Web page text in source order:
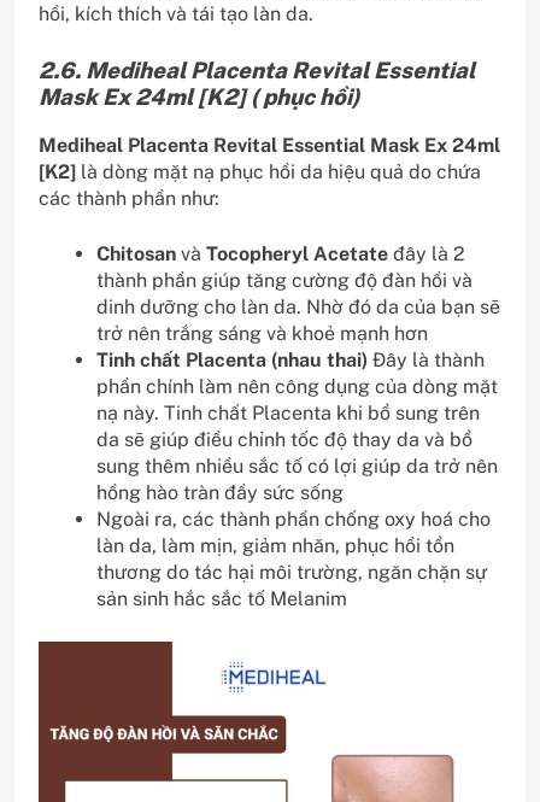
hồi, kích thích và tái tạo làn da.
2.6. Mediheal Placenta Revital Essential
Mask Ex 24ml [K2] ( phục hồi)
Mediheal Placenta Revital Essential Mask Ex 24ml
[K2] là dòng mặt nạ phục hồi da hiệu quả do chứa
các thành phần như:
Chitosan và Tocopheryl Acetate đây là 2
thành phần giúp tăng cường độ đàn hồi và
dinh dưỡng cho làn da. Nhờ đó da của bạn sẽ
trở nên trắng sáng và khoẻ mạnh hơn
Tinh chất Placenta (nhau thai) Đây là thành
phần chính làm nên công dụng của dòng mặt
nạ này. Tinh chất Placenta khi bổ sung trên
da sẽ giúp điều chỉnh tốc độ thay da và bổ
sung thêm nhiều sắc tố có lợi giúp da trở nên
hồng hào tràn đầy sức sống
Ngoài ra, các thành phần chống oxy hoá cho
làn da, làm mịn, giảm nhăn, phục hồi tổn
thương do tác hại môi trường, ngăn chặn sự
sản sinh hắc sắc tố Melanim